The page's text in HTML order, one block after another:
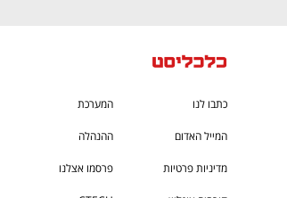
כתבו לנו המערכת
המייל האדום ההנהלה
מדיניות פרטיות פרסמו אצלנו